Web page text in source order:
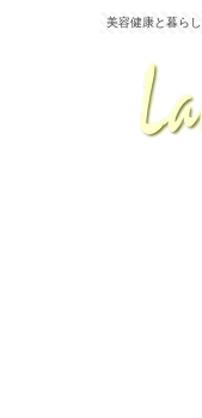
美容健康と暮ら